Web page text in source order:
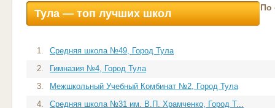
Тула — топ лучших школ По
1.
Средняя школа №49, Город Тула
2.
Гимназия №4, Город Тула
3.
Межшкольный Учебный Комбинат №2, Город Тула
4.
Средняя школа №31 им. В.П. Храмченко, Город Т...